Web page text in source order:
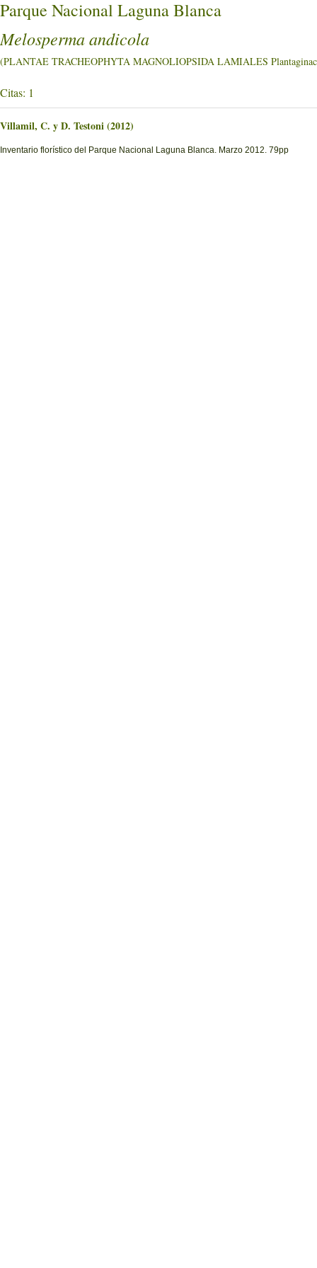
Parque Nacional Laguna Blanca
Melosperma andicola
(PLANTAE TRACHEOPHYTA MAGNOLIOPSIDA LAMIALES
Citas: 1
Villamil, C. y D. Testoni (2012)
Inventario florístico del Parque Nacional Laguna Blanca. Marzo 2012. 79pp